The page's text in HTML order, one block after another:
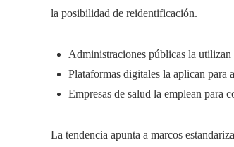
la posibilidad de reidentificación.
Administraciones públicas la utilizan
Plataformas digitales la aplican para
Empresas de salud la emplean para
La tendencia apunta a marcos